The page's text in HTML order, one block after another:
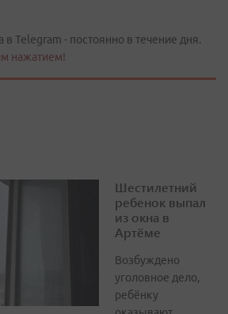
в Telegram - постоянно в течение дня.
нажатием!
Шестилетний
ребенок выпал
из окна в
Артёме
Возбуждено
уголовное дело,
ребёнку